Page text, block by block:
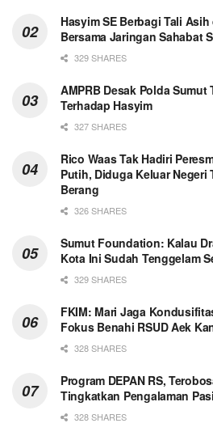
Hasyim SE Berbagi Tali
Bersama Jaringan Sahabat
329 SHARES
AMPRB Desak Polda
Terhadap Hasyim
327 SHARES
Rico Waas Tak Hadiri
Putih, Diduga Keluar Negeri
Berang
326 SHARES
Sumut Foundation: Kalau
Kota Ini Sudah Tenggelam
329 SHARES
FKIM: Mari Jaga
Fokus Benahi RSUD Aek
328 SHARES
Program DEPAN RS,
Tingkatkan Pengalaman
328 SHARES